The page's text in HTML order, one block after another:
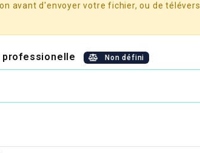
avant d'envoyer votre fichier, ou de
professionelle Non défini